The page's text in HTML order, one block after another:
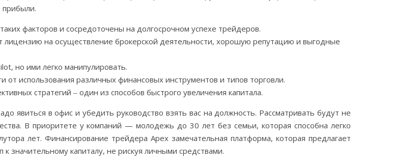
прибыли.
факторов и сосредоточены на долгосрочном успехе трейдеров.
на осуществление брокерской деятельности, хорошую репутацию и выгодные
но ими легко манипулировать.
от использования различных финансовых инструментов и типов торговли.
стратегий ‒ один из способов быстрого увеличения капитала.
явиться в офис и убедить руководство взять вас на должность. Рассматривать будут не
В приоритете у компаний — молодежь до 30 лет без семьи, которая способна легко
лет. Финансирование трейдера Apex замечательная платформа, которая предлагает
значительному капиталу, не рискуя личными средствами.